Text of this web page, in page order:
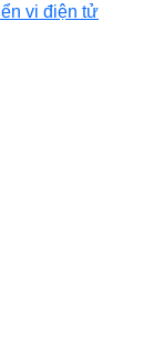
vi điện tử